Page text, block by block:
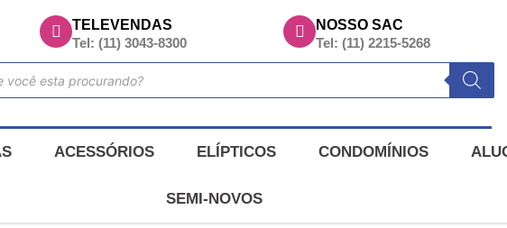
TELEVENDAS
Tel: (11) 3043-8300
NOSSO SAC
Tel: (11) 2215-5268
ACESSÓRIOS ELÍPTICOS CONDOMÍNIOS
SEMI-NOVOS